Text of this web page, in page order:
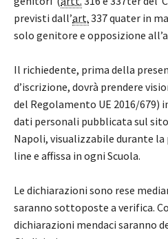
previsti dall’art. 337 quater in
solo genitore e opposizione
Il richiedente, prima della
d’iscrizione, dovrà prendere
del Regolamento UE 2016/679)
dati personali pubblicata sul
Napoli, visualizzabile durante la
line e affissa in ogni Scuola.
Le dichiarazioni sono rese
saranno sottoposte a verifica.
dichiarazioni mendaci saranno